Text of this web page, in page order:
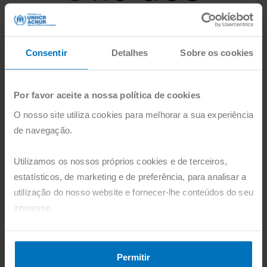
Consentir Detalhes Sobre os cookies
Por favor aceite a nossa política de cookies
O nosso site utiliza cookies para melhorar a sua experiência
de navegação.
Utilizamos os nossos próprios cookies e de terceiros,
estatísticos, de marketing e de preferência, para analisar a
utilização do nosso website e fornecer-lhe conteúdos do seu
interesse.
"Aceitar". Pode também recusá-los, configurá-los e obter
Permitir
doentes
com problemas de saúde agudos foram
O ACNUR também distribui material de
higiene básico e redes mosquiteiras aos
refugiados para os proteger de doenças
de saúde, são também realizadas atividades